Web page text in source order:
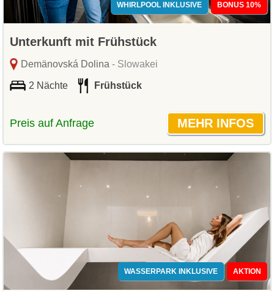
WHIRLPOOL INKLUSIVE BONUS 10%
Unterkunft mit Frühstück
Demänovská Dolina - Slowakei
2 Nächte Frühstück
Preis auf Anfrage
WASSERPARK INKLUSIVE AKTION